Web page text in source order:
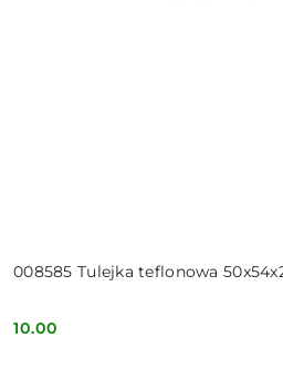
008585 Tulejka teflonowa
Cena:
10.00